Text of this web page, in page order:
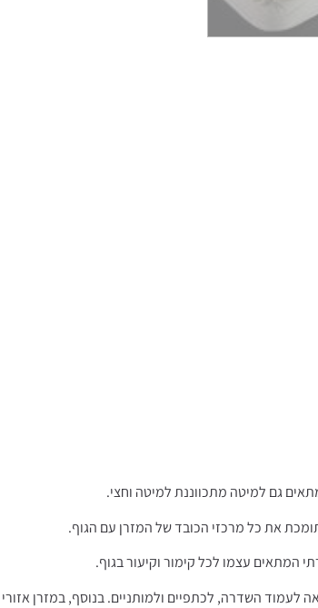
המתאים עצמו לכל קימור וקיעור בגוף.
השדרה, לכתפיים ולמותניים. בנוסף, במזרן אזורי